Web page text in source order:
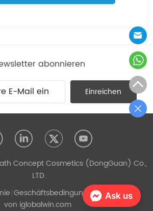
abonnieren
Einreichen
Concept Cosmetics (DongGuan) Co.,
LTD.
Geschäftsbedingungen Unterstützt
von iglobalwin.com
Ask us